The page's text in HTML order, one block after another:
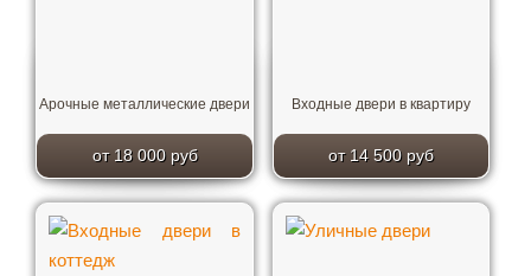
Арочные металлические двери
от 18 000 руб
Входные двери в квартиру
от 14 500 руб